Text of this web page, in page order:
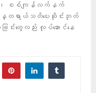
ား၊ စစ်ကျန်လက်နက်
းအန္တရာယ်သတိပေးဆိုင်းဘုတ်
င်းတွေလည်း လုပ်ဆောင်နေ